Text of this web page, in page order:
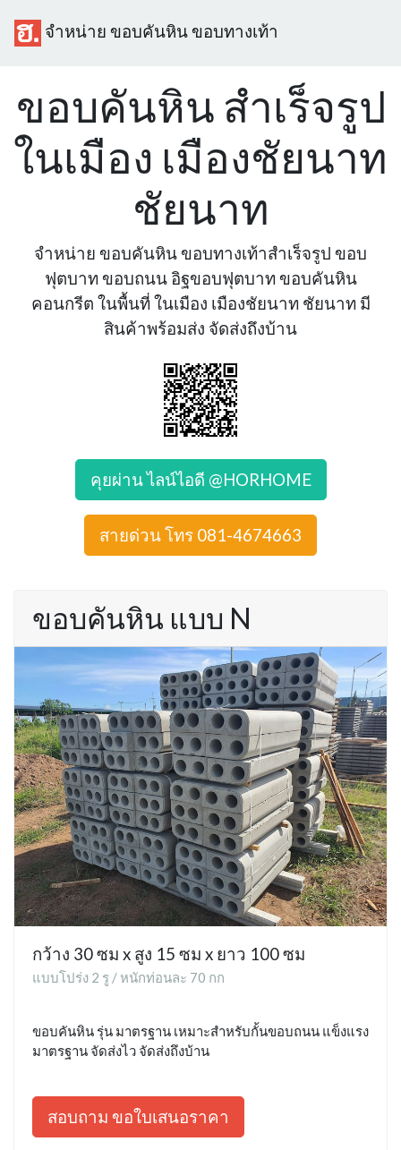
จำหน่าย ขอบคันหิน ขอบทางเท้า
ขอบคันหิน สำเร็จรูป
ในเมือง เมืองชัยนาท
ชัยนาท
จำหน่าย ขอบคันหิน ขอบทางเท้าสำเร็จรูป ขอบ
ฟุตบาท ขอบถนน อิฐขอบฟุตบาท ขอบคันหิน
คอนกรีต ในพื้นที่ ในเมือง เมืองชัยนาท ชัยนาท มี
สินค้าพร้อมส่ง จัดส่งถึงบ้าน
คุยผ่าน ไลน์ไอดี @HORHOME
สายด่วน โทร 081-4674663
ขอบคันหิน แบบ N
กว้าง 30 ซม x สูง 15 ซม x ยาว 100 ซม
แบบโปร่ง 2 รู / หนักท่อนละ 70 กก
ขอบคันหิน รุ่น มาตรฐาน เหมาะสำหรับกั้นขอบถนน แข็งแรง
มาตรฐาน จัดส่งไว จัดส่งถึงบ้าน
สอบถาม ขอใบเสนอราคา